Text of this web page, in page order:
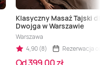
Klasyczny Masaż Tajski dla
Dwojga w Warszawie
Warszawa
4,90 (8)
Rezerwacja
Od 399,00 zł